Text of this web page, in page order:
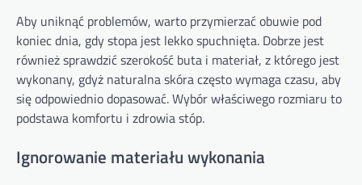
Aby uniknąć problemów, warto przymierzać obuwie pod
koniec dnia, gdy stopa jest lekko spuchnięta. Dobrze jest
również sprawdzić szerokość buta i materiał, z którego jest
wykonany, gdyż naturalna skóra często wymaga czasu, aby
się odpowiednio dopasować. Wybór właściwego rozmiaru to
podstawa komfortu i zdrowia stóp.
Ignorowanie materiału wykonania